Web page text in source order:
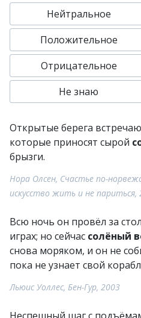
Нейтральное
Положительное
Отрицательное
Не знаю
Открытые берега
которые приносят сырой
брызги.
Нора Олсен, Счастье по-
искусство жить и не париться,
Всю ночь он провёл за
играх; но сейчас солёный
снова моряком, и он не
пока не узнает свой
Льюис Уоллес, Бен-Гур, 2003